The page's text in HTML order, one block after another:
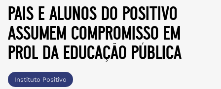
pais e alunos do positivo
assumem compromisso em
prol da educação pública
Instituto Positivo